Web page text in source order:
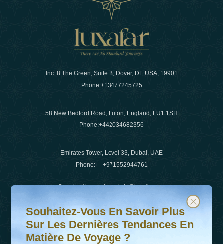
Inc. 8 The Green, Suite B, Dover, DE USA, 19901
Phone:+13477245725
58 New Bedford Road, Luton, England, LU1 1SH
Phone:+442034682356
Emirates Tower, Level 33, Dubai, UAE
Phone: +971552944761
Courrier électronique:info@luxafar.com
WhatsApp N°
+442034682356
+971552944761
Souhaitez-vous en savoir plus sur les dernières
Abonnez-vous à notre newsletter et restez informé
Souhaitez-Vous En Savoir Plus
Sur Les Dernières Tendances En
Matière De Voyage ?